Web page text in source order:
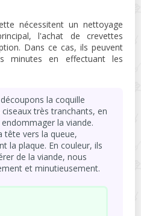
nécessitent un nettoyage
l'achat de crevettes
Dans ce cas, ils peuvent
minutes en effectuant les
la coquille
très tranchants, en
la viande.
tête vers la queue,
la plaque. En couleur, ils
de la viande, nous
et minutieusement.